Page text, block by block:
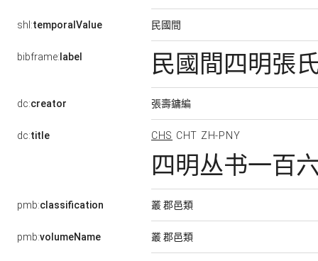
shl:temporalValue 民國間
bibframe: label 民國間四明張
dc:creator 張壽鏞編
dc:title CHS CHT ZH-PNY
四明丛书一百
pmb:classification 叢 郡邑類
pmb:volumeName 叢 郡邑類